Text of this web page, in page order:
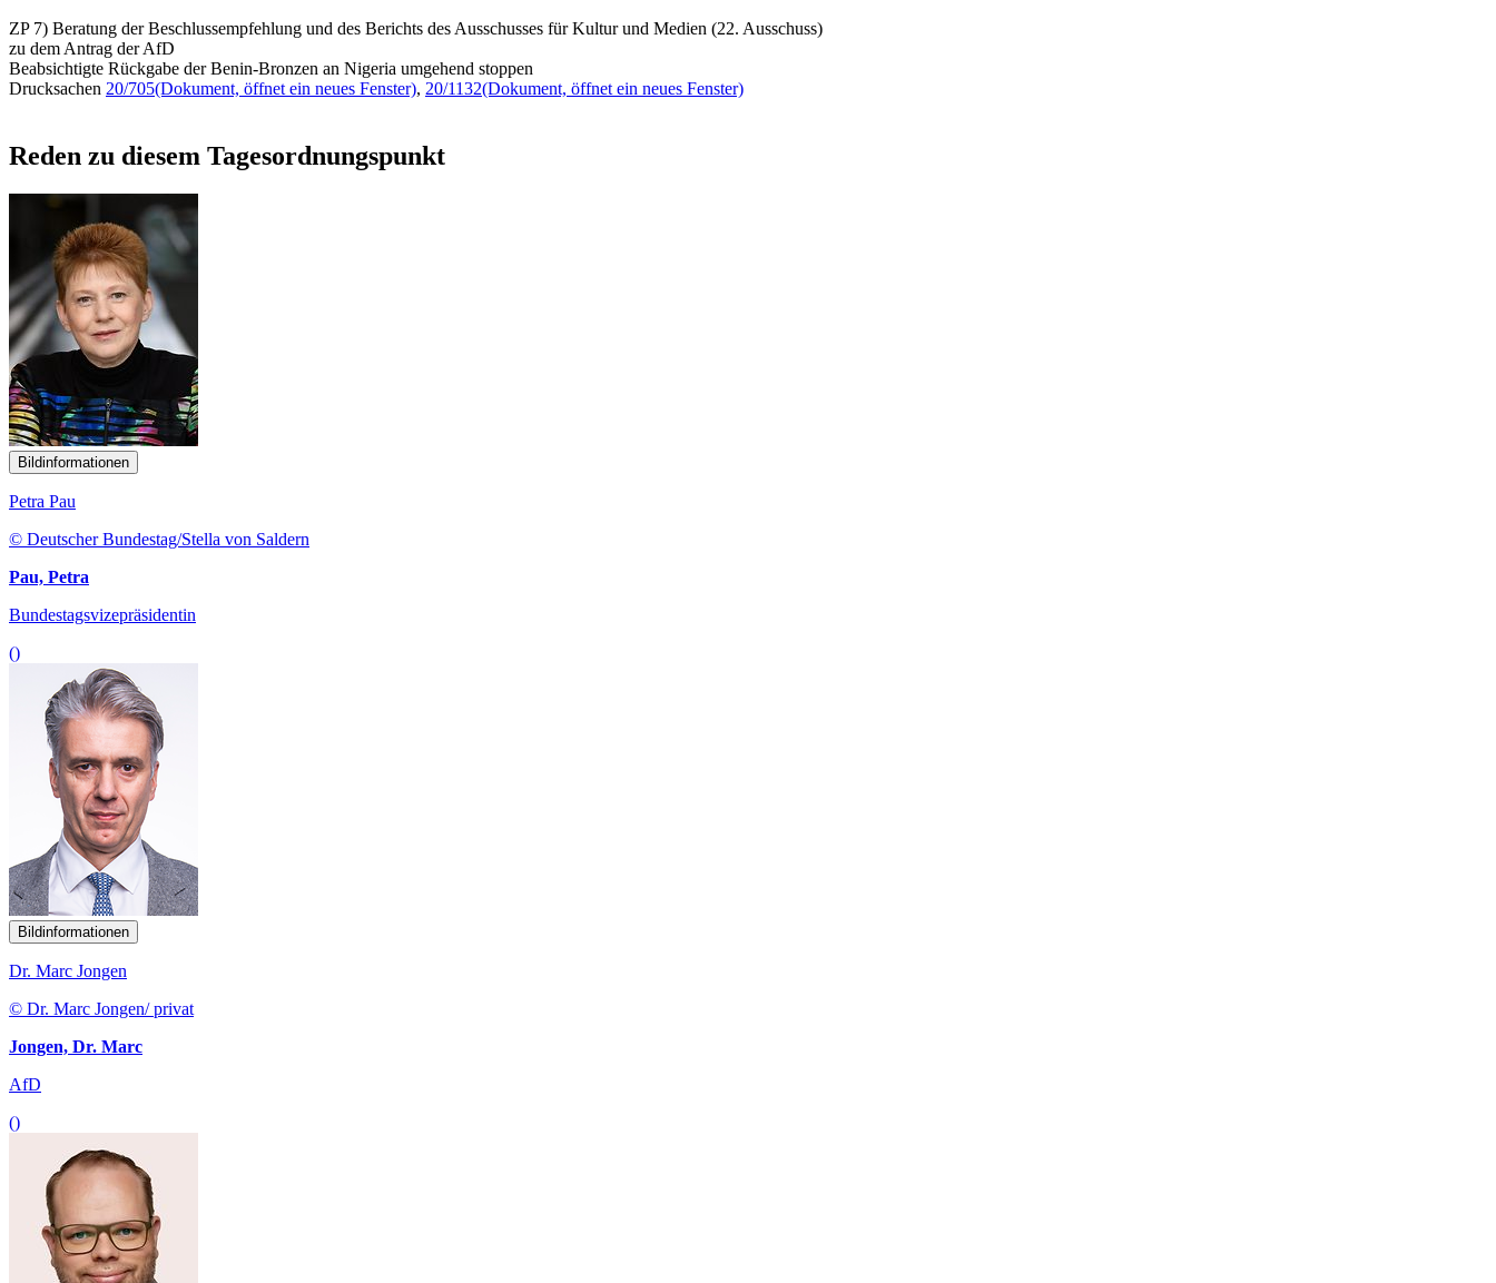
ZP 7) Beratung der Beschlussempfehlung und des Berichts des Ausschusses für Kultur und Medien (22. Ausschuss)
zu dem Antrag der AfD
Beabsichtigte Rückgabe der Benin-Bronzen an Nigeria umgehend stoppen
Drucksachen 20/705(Dokument, öffnet ein neues Fenster), 20/1132(Dokument, öffnet ein neues Fenster)
Reden zu diesem Tagesordnungspunkt
Bildinformationen
Petra Pau
© Deutscher Bundestag/Stella von Saldern
Pau, Petra
Bundestagsvizepräsidentin
()
Bildinformationen
Dr. Marc Jongen
© Dr. Marc Jongen/ privat
Jongen, Dr. Marc
AfD
()